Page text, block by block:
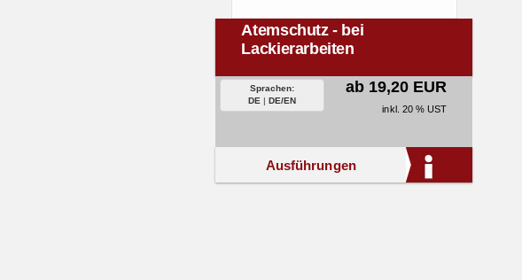
Atemschutz - bei
Lackierarbeiten
Sprachen:
DE
DE/EN
ab 19,20 EUR
inkl. 20 % UST
Ausführungen